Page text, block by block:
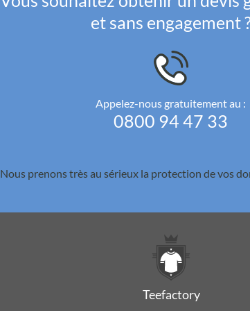
et sans engagement
Appelez-nous gratuitement au :
0800 94 47 33
Nous prenons très au sérieux la protection de vos
Teefactory